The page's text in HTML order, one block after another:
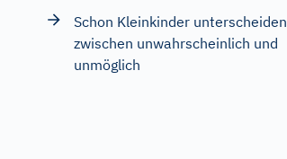
Schon Kleinkinder unterscheiden
zwischen unwahrscheinlich und
unmöglich